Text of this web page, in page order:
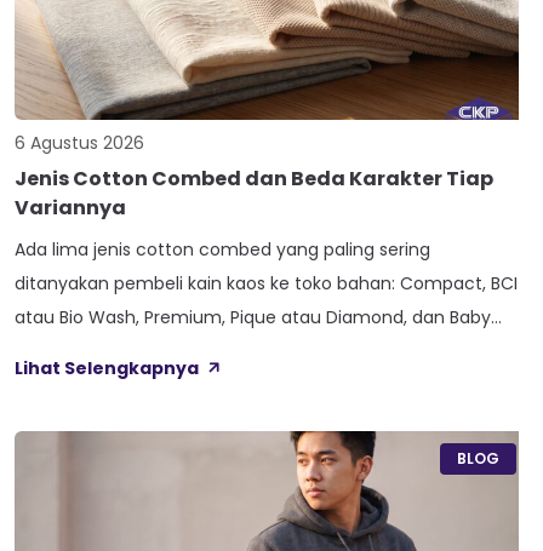
6 Agustus 2026
Jenis Cotton Combed dan Beda Karakter Tiap
Variannya
Ada lima jenis cotton combed yang paling sering
ditanyakan pembeli kain kaos ke toko bahan: Compact, BCI
atau Bio Wash, Premium, Pique atau Diamond, dan Baby
benang atau jenis rajutan, bukan dari angka ketebalan
Lihat Selengkapnya
BLOG